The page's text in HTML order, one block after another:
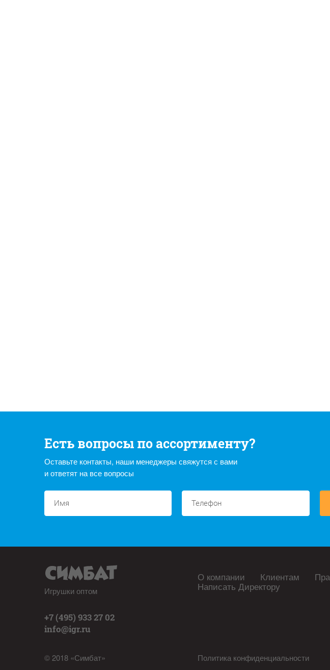
Есть вопросы по ассортименту?
Оставьте контакты, наши менеджеры свяжутся с вами
и ответят на все вопросы
Игрушки оптом
+7 (495) 933 27 02
info@igr.ru
© 2018 «Симбат»
О компании Клиентам
Написать Директору
Политика конфиденциальности